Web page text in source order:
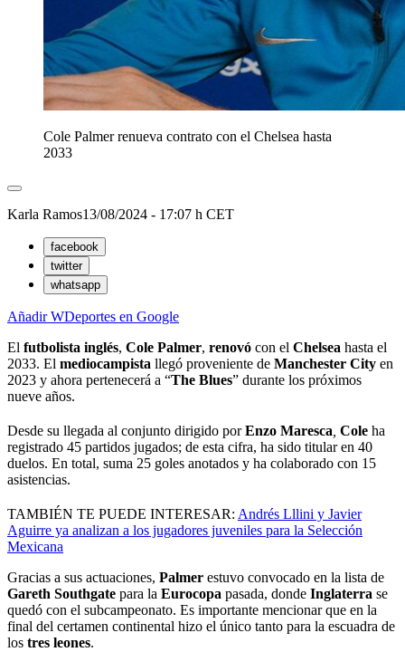
Cole Palmer renueva contrato con el Chelsea hasta
2033
Karla Ramos13/08/2024 - 17:07 h CET
facebook
twitter
whatsapp
Añadir WDeportes en Google
El futbolista inglés, Cole Palmer, renovó con el Chelsea hasta el
2033. El mediocampista llegó proveniente de Manchester City en
2023 y ahora pertenecerá a “The Blues” durante los próximos
nueve años.
Desde su llegada al conjunto dirigido porEnzo Maresca Cole ha
registrado 45 partidos jugados; de esta cifra, ha sido titular en 40
duelos. En total, suma 25 goles anotados y ha colaborado con 15
asistencias.
TAMBIÉN TE PUEDE INTERESAR: Andrés Lllini y Javier
Aguirre ya analizan a los jugadores juveniles para la Selección
Mexicana
Gracias a sus actuaciones, Palmer estuvo convocado en la lista de
Gareth Southgate para la Eurocopa pasada, donde Inglaterra se
quedó con el subcampeonato. Es importante mencionar que en la
final del certamen continental hizo el único tanto para la escuadra de
los tres leones.